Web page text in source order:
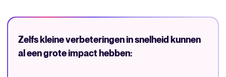
Zelfs kleine verbeteringen in snelheid kunnen
al een grote impact hebben: